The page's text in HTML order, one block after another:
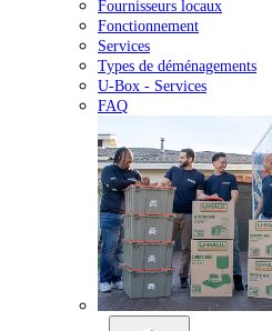
Fournisseurs locaux
Fonctionnement
Services
Types de déménagements
U-Box - Services
FAQ